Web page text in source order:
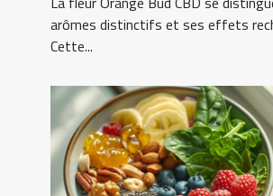
arômes distinctifs et ses effets
Cette...